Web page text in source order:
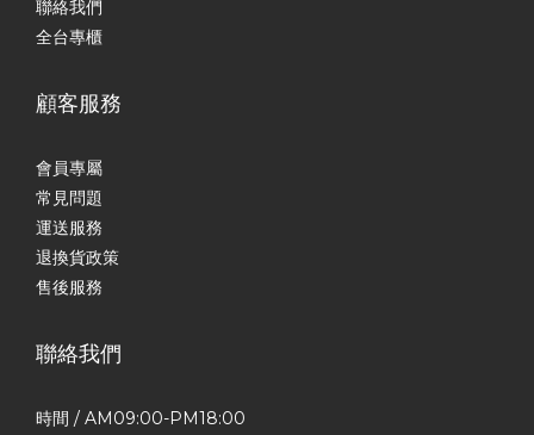
聯絡我們
全台專櫃
顧客服務
會員專屬
常見問題
運送服務
退換貨政策
售後服務
聯絡我們
時間 / AM09:00-PM18:00